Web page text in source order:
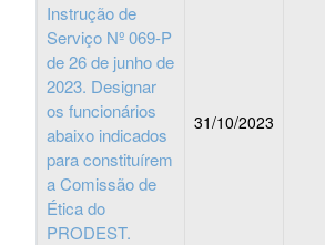
Instrução de
Serviço Nº 069-P
de 26 de junho de
2023. Designar
os funcionários
abaixo indicados
para constituírem
a Comissão de
Ética do
PRODEST.
31/10/2023